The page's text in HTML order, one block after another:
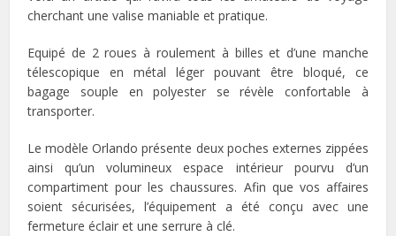
cherchant une valise maniable et pratique.
Equipé de 2 roues à roulement à billes et d’une manche
télescopique en métal léger pouvant être bloqué, ce
bagage souple en polyester se révèle confortable à
transporter.
Le modèle Orlando présente deux poches externes zippées
ainsi qu’un volumineux espace intérieur pourvu d’un
compartiment pour les chaussures. Afin que vos affaires
soient sécurisées, l’équipement a été conçu avec une
fermeture éclair et une serrure à clé.